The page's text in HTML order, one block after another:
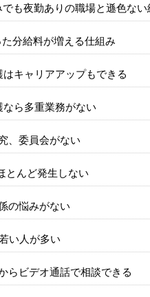
も夜勤ありの職場と遜色ない
分給料が増える仕組み
キャリアアップもできる
ら多重業務がない
、委員会がない
とんど発生しない
の悩みがない
い人が多い
らビデオ通話で相談できる